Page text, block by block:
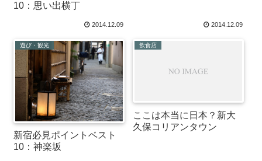
10：思い出横丁
2014.12.09 2014.12.09
遊び・観光
新宿必見ポイントベスト
10：神楽坂
飲食店
ここは本当に日本？新大
久保コリアンタウン